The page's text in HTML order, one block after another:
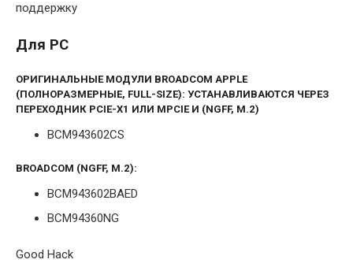
поддержку
Для PC
ОРИГИНАЛЬНЫЕ МОДУЛИ BROADCOM APPLE
(ПОЛНОРАЗМЕРНЫЕ, FULL-SIZE): УСТАНАВЛИВАЮТСЯ ЧЕРЕЗ
ПЕРЕХОДНИК PCIE-X1 ИЛИ MPCIE И (NGFF, M.2)
BCM943602CS
BROADCOM (NGFF, M.2):
BCM943602BAED
BCM94360NG
Good Hack